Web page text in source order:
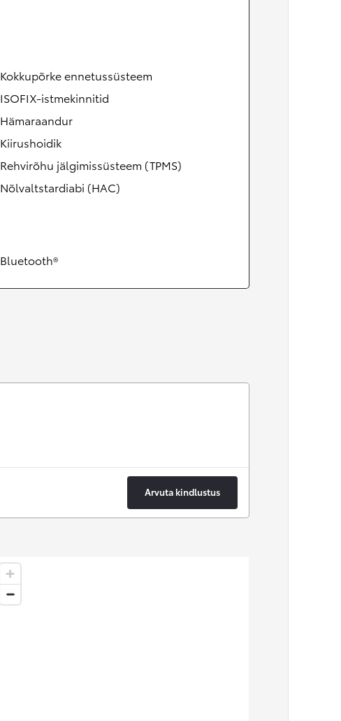
Kokkupõrke ennetussüsteem
ISOFIX-istmekinnitid
Hämaraandur
Kiirushoidik
Rehvirõhu jälgimissüsteem (TPMS)
Nõlvaltstardiabi (HAC)
Bluetooth®
Arvuta kindlustus